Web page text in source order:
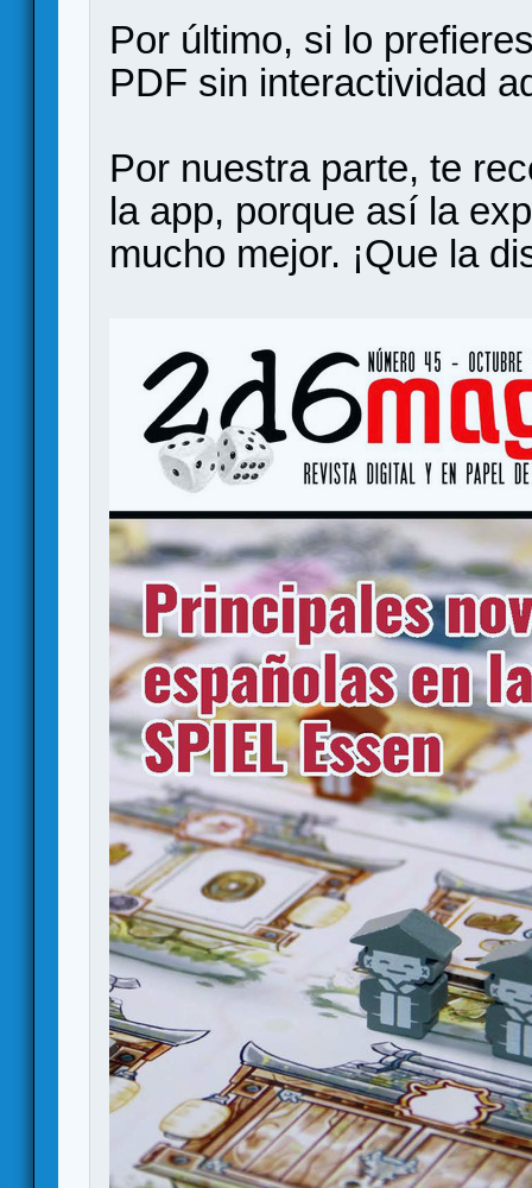
Por último, si lo
PDF sin interactividad
Por nuestra parte, te
la app, porque así la
mucho mejor. ¡Que la